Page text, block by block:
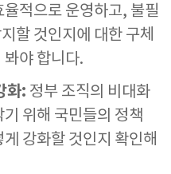
적으로 운영하고, 불필
할 것인지에 대한 구체
봐야 합니다.
화: 정부 조직의 비대화
위해 국민들의 정책
강화할 것인지 확인해